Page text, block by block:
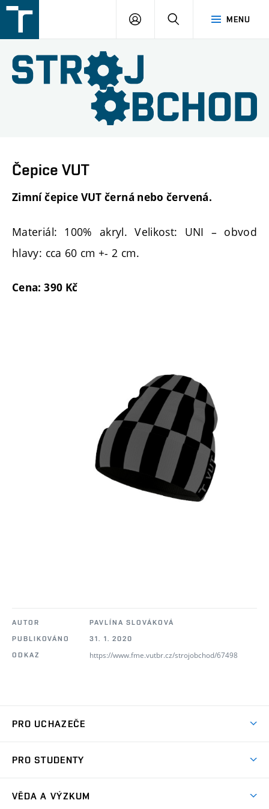
v
Brně
MENU
PŘIHLÁŠENÍ
Čepice VUT
Zimní čepice VUT černá nebo červená.
Materiál: 100% akryl. Velikost: UNI – obvod
hlavy: cca 60 cm +- 2 cm.
Cena: 390 Kč
AUTOR
PAVLÍNA SLOVÁKOVÁ
PUBLIKOVÁNO
31. 1. 2020
ODKAZ
https://www.fme.vutbr.cz/strojobchod/67498
PRO UCHAZEČE
Ambasadoři studia
PRO STUDENTY
VĚDA A VÝZKUM